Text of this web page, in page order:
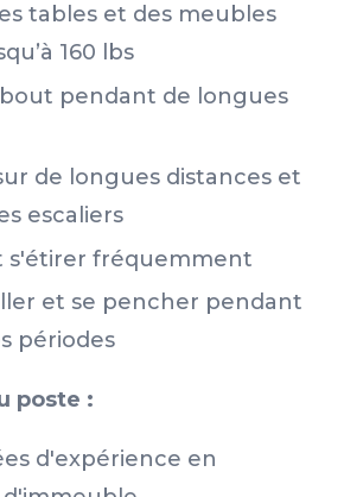
tables et des meubles
160 lbs
pendant de longues
de longues distances et
escaliers
s'étirer fréquemment
et se pencher pendant
périodes
poste :
d'expérience en